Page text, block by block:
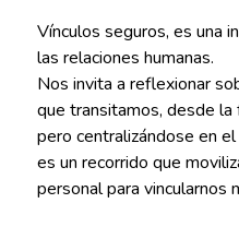
Vínculos seguros, es una
las relaciones humanas.
Nos invita a reflexionar
que transitamos, desde la
pero centralizándose en
es un recorrido que
personal para vincularnos